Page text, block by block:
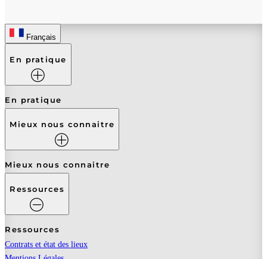
Français
En pratique
En pratique
Mieux nous connaitre
Mieux nous connaitre
Ressources
Ressources
Contrats et état des lieux